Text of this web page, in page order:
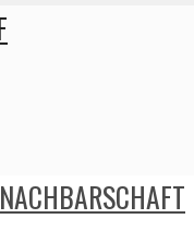
NACHBARSCHAFT